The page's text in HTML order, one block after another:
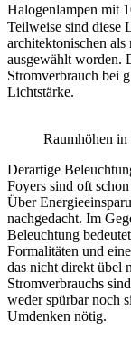
Halogenlampen mit
Teilweise sind diese
architektonischen
ausgewählt worden.
Stromverbrauch bei
Lichtstärke.
Raumhöhen
Derartige
Foyers sind oft
Über
nachgedacht. Im
Beleuchtung
Formalitäten und
das nicht direkt übel
Stromverbrauchs
weder spürbar noch
Umdenken nötig.